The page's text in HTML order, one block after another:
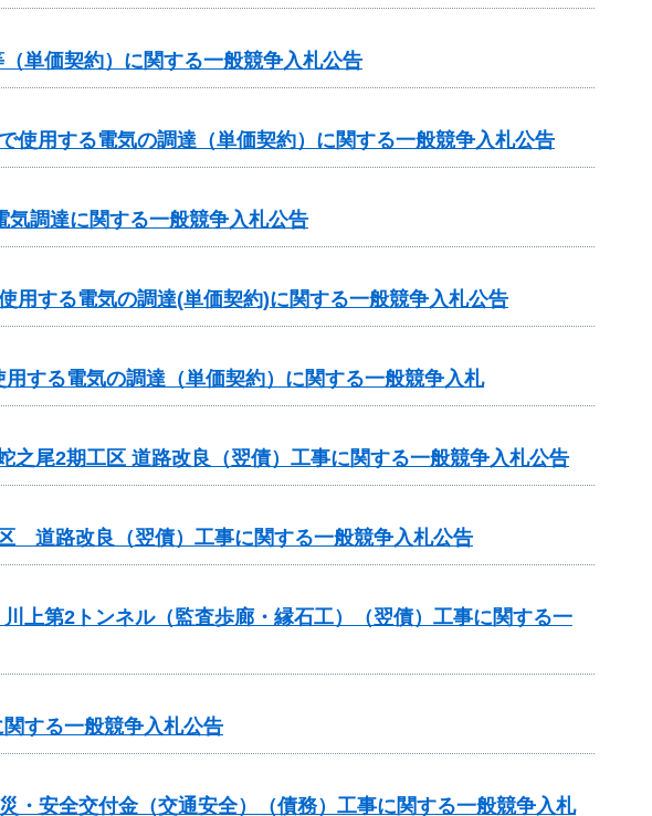
単価契約）に関する一般競争入札公告
使用する電気の調達（単価契約）に関する一般競争入札公告
調達に関する一般競争入札公告
する電気の調達(単価契約)に関する一般競争入札公告
する電気の調達（単価契約）に関する一般競争入札
尾2期工区 道路改良（翌債）工事に関する一般競争入札公告
道路改良（翌債）工事に関する一般競争入札公告
上第2トンネル（監査歩廊・縁石工）（翌債）工事に関する一
する一般競争入札公告
安全交付金（交通安全）（債務）工事に関する一般競争入札